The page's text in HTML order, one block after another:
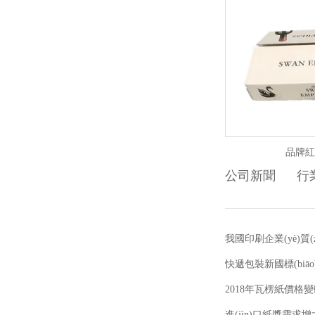
品牌
公司新聞 行
我國印刷企業(yè)質
快遞包裝新國標
2018年瓦楞紙價格